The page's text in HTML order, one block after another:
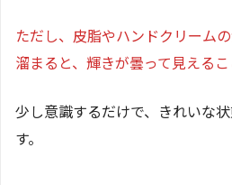
ただし、皮脂やハンドクリーム
溜まると、輝きが曇って見えるこ
少し意識するだけで、きれいな
す。